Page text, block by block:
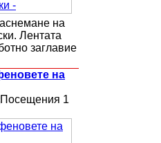
на
Лентата
заглавие
на
1